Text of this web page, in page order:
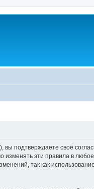
подтверждаете своё
эти правила в
так как